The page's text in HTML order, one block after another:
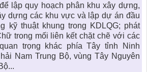
lập quy hoạch phân khu xây dựng,
dựng các khu vực và lập dự án đầu
kỹ thuật khung trong KDLQG; phát
trong mối liên kết chặt chẽ với các
trọng khác phía Tây tỉnh Ninh
Nam Trung Bộ, vùng Tây Nguyên